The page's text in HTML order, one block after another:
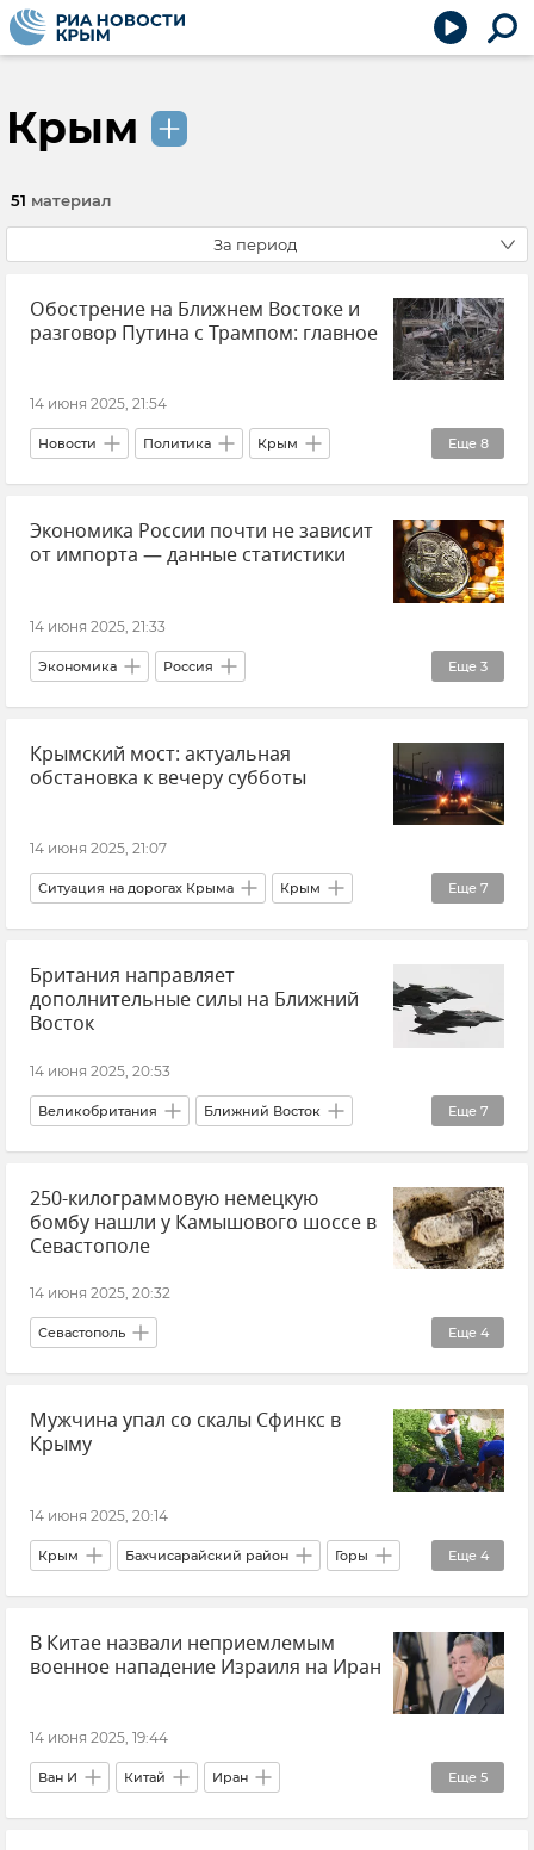
Крым
51 материал
За период
Обострение на Ближнем Востоке и
разговор Путина с Трампом: главное
14 июня 2025, 21:54
Еще 8
Новости Политика Крым
Ближний Восток Иран Израиль
Россия США Новости Крыма
Экономика России почти не зависит
от импорта — данные статистики
14 июня 2025, 21:33
Еще 3
Экономика Россия
ВВП (Валовый внутренний продукт) Импорт
Новости
Крымский мост: актуальная
обстановка к вечеру субботы
14 июня 2025, 21:07
Еще 7
Ситуация на дорогах Крыма Крым
Крымский мост Транспорт Логистика
Керчь Тамань Новости
Новости Крыма
Британия направляет
дополнительные силы на Ближний
Восток
14 июня 2025, 20:53
Еще 7
Великобритания Ближний Восток
Иран
Обострение между Израилем и Ираном
Израиль Кир Стармер
250-килограммовую немецкую
бомбу нашли у Камышового шоссе в
Севастополе
14 июня 2025, 20:32
Еще 4
Севастополь
Утилизация взрывоопасных предметов в Крыму
Мужчина упал со скалы Сфинкс в
Крыму
14 июня 2025, 20:14
Еще 4
Крым Бахчисарайский район Горы
Горы Крыма Происшествия
ГУ МЧС РФ по Республике Крым
В Китае назвали неприемлемым
военное нападение Израиля на Иран
14 июня 2025, 19:44
Еще 5
Ван И Китай Иран
Обострение между Израилем и Ираном